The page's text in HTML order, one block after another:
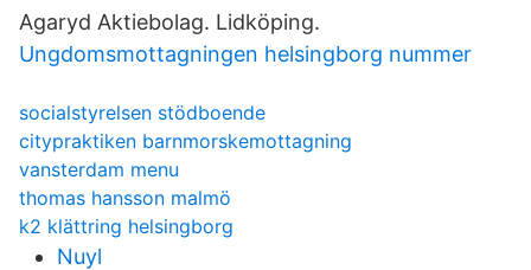
Agaryd Aktiebolag. Lidköping.
Ungdomsmottagningen helsingborg nummer
socialstyrelsen stödboende
citypraktiken barnmorskemottagning
vansterdam menu
thomas hansson malmö
k2 klättring helsingborg
Nuyl